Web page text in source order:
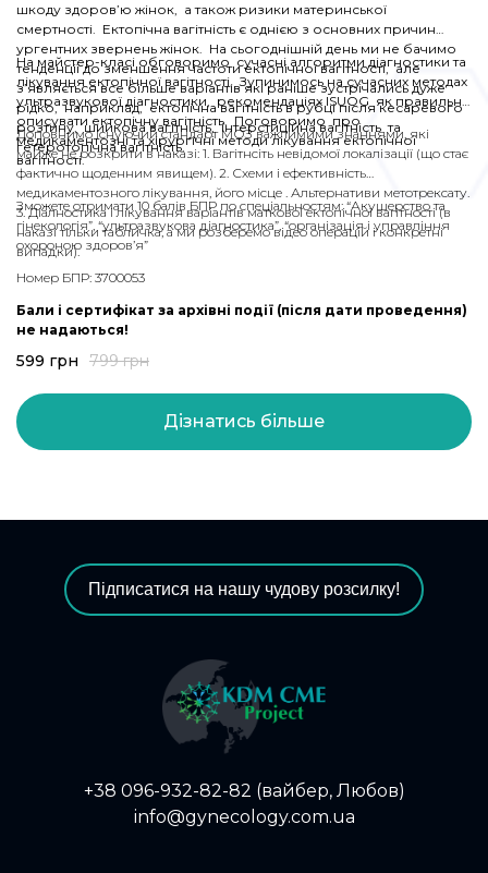
шкоду здоров’ю жінок, а також ризики материнської
смертності. Ектопічна вагітність є однією з основних причин
ургентних звернень жінок. На сьогоднішній день ми не бачимо
тенденції до зменшення частоти ектопічної вагітності, але
з’являється все більше варіантів які раніше зустрічались дуже
рідко, наприклад, ектопічна вагітність в рубці після кесаревого
розтину, шийкова вагітність, інтерстиційна вагітність та
гетеротопічна вагітність.
На майстер-класі обговоримо сучасні алгоритми діагностики та
лікування ектопічної вагітності. Зупинимось на сучасних методах
ультразвукової діагностики, рекомендаціях ISUOG як правильно
описувати ектопічну вагітність. Поговоримо про
медикаментозні та хірургічні методи лікування ектопічної
вагітності.
Доповнимо існуючий стандарт МОЗ важлимими знаннями, які
майже не розкрити в наказі: 1. Вагітнсіть невідомої локалізації (що стає
фактично щоденним явищем). 2. Схеми і ефективність
медикаментозного лікування, його місце . Альтернативи метотрексату.
3. Діалностика і лікування варіантів маткової ектопічної вагітності (в
наказі тільки табличка, а ми розберемо відео операцій і конкретні
випадки).
Зможете отримати 10 балів БПР по спеціальностям: “Акушерство та
гінекологія”, “ультразвукова діагностика”, “організація і управління
охороною здоров’я”
Номер БПР: 3700053
Бали і сертифікат за архівні події (після дати проведення)
не надаються!
599 грн 799грн
Дізнатись більше
Підписатися на нашу чудову розсилку!
+38 096-932-82-82 (вайбер, Любов)
info@gynecology.com.ua